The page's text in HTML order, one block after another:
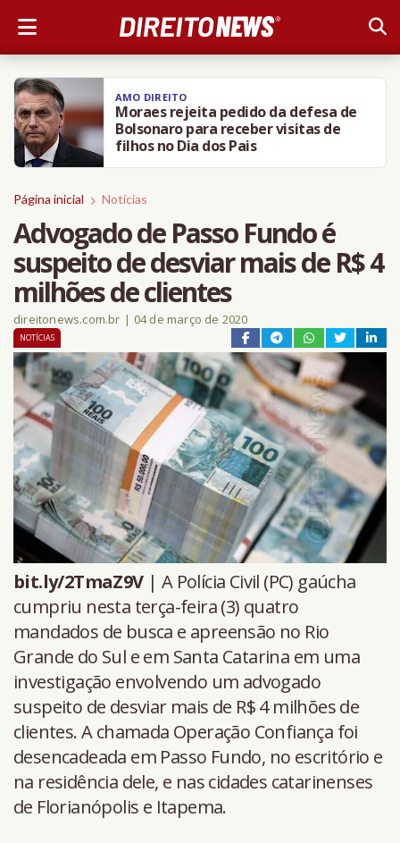
AMO DIREITO
Moraes rejeita pedido da defesa de
Bolsonaro para receber visitas de
filhos no Dia dos Pais
Página inicial Notícias
Advogado de Passo Fundo é
suspeito de desviar mais de R$ 4
milhões de clientes
direitonews.com.br | 04 de março de 2020
NOTÍCIAS
bit.ly/2TmaZ9V| A Polícia Civil (PC) gaúcha
cumpriu nesta terça-feira (3) quatro
mandados de busca e apreensão no Rio
Grande do Sul e em Santa Catarina em uma
investigação envolvendo um advogado
suspeito de desviar mais de R$ 4 milhões de
clientes. A chamada Operação Confiança foi
desencadeada em Passo Fundo, no escritório e
na residência dele, e nas cidades catarinenses
de Florianópolis e Itapema.